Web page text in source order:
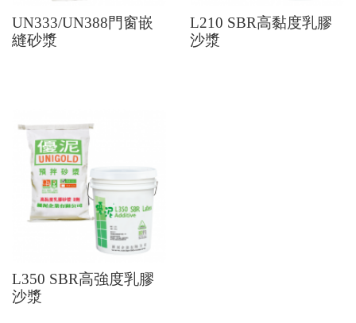
UN333/UN388門窗嵌
縫砂漿
L210 SBR高黏度乳膠
沙漿
L350 SBR高強度乳膠
沙漿